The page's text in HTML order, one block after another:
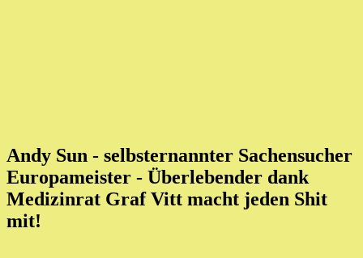
Andy Sun - selbsternannter Sachensucher
Europameister - Überlebender dank
Medizinrat Graf Vitt macht jeden Shit
mit!